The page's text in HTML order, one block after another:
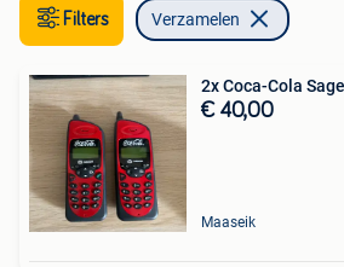
Filters Verzamelen
2x Coca-Cola
€ 40,00
Maaseik